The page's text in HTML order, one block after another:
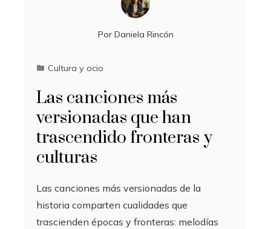
Por Daniela Rincón
Cultura y ocio
Las canciones más
versionadas que han
trascendido fronteras y
culturas
Las canciones más versionadas de la
historia comparten cualidades que
trascienden épocas y fronteras: melodías